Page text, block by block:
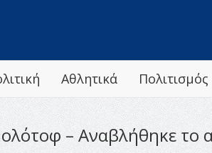
Αθλητικά Πολιτισμός
– Αναβλήθηκε